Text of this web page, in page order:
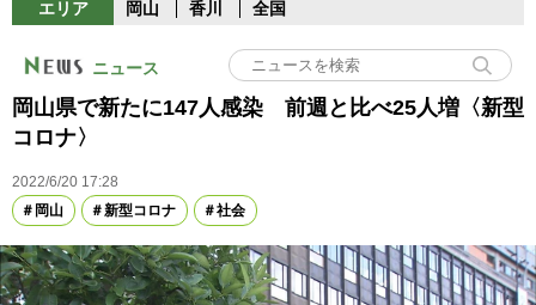
エリア 岡山 香川 全国
ニュース
岡山県で新たに147人感染 前週と比べ25人増〈新型
コロナ〉
2022/6/20 17:28
岡山
新型コロナ 社会